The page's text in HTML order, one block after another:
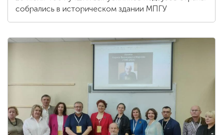
собрались в историческом здании МПГУ